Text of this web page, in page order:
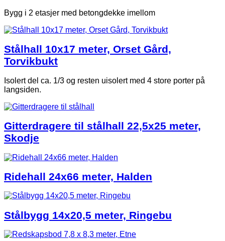
Bygg i 2 etasjer med betongdekke imellom
Stålhall 10x17 meter, Orset Gård,
Torvikbukt
Isolert del ca. 1/3 og resten uisolert med 4 store porter på
langsiden.
Gitterdragere til stålhall 22,5x25 meter,
Skodje
Ridehall 24x66 meter, Halden
Stålbygg 14x20,5 meter, Ringebu